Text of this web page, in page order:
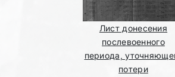
Лист донесения
послевоенного
периода,
потери